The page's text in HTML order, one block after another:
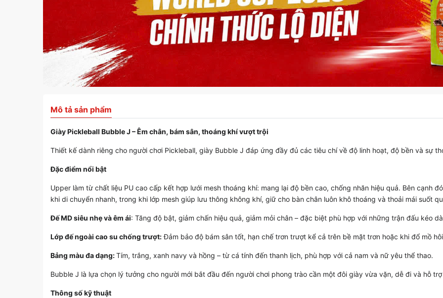
Mô tả sản phẩm
Giày Pickleball Bubble J – Êm chân, bám sân, thoáng khí vượt trội
Thiết kế dành riêng cho người chơi Pickleball, giày Bubble J đáp ứng đầy đủ các tiêu chí về độ linh hoạt, độ bền và sự
Đặc điểm nổi bật
Upper làm từ chất liệu PU cao cấp kết hợp lưới mesh thoáng khí: mang lại độ bền cao, chống nhăn hiệu quả. Bên cạnh
khi di chuyển nhanh, trong khi lớp mesh giúp lưu thông không khí, giữ cho bàn chân luôn khô thoáng và thoải mái suốt
Đế MD siêu nhẹ và êm ái: Tăng độ bật, giảm chấn hiệu quả, giảm mỏi chân – đặc biệt phù hợp với những trận đấu kéo
Lớp đế ngoài cao su chống trượt:Đảm bảo độ bám sân tốt, hạn chế trơn trượt kể cả trên bề mặt trơn hoặc khi đổ mồ
Bảng màu đa dạng:Tím, trắng, xanh navy và hồng – từ cá tính đến thanh lịch, phù hợp với cả nam và nữ yêu thể thao.
Bubble J là lựa chọn lý tưởng cho người mới bắt đầu đến người chơi phong trào cần một đôi giày vừa vặn, dễ đi và hỗ
Thông số kỹ thuật